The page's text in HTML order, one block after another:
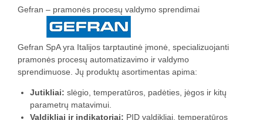
Gefran – pramonės procesų valdymo sprendimai
Gefran SpA yra Italijos tarptautinė įmonė, specializuojanti
pramonės procesų automatizavimo ir valdymo
sprendimuose. Jų produktų asortimentas apima:
Jutikliai: slėgio, temperatūros, padėties, jėgos ir kitų
parametrų matavimui.
Valdikliai ir indikatoriai: PID valdikliai, temperatūros